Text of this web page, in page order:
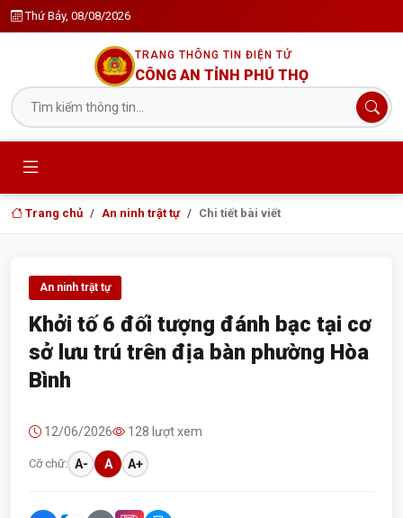
Thứ Bảy, 08/08/2026
TRANG THÔNG TIN ĐIỆN TỬ
CÔNG AN TỈNH PHÚ THỌ
Trang chủ An ninh trật tự Chi tiết bài viết
An ninh trật tự
Khởi tố 6 đối tượng đánh bạc tại cơ
sở lưu trú trên địa bàn phường Hòa
Bình
12/06/2026 128 lượt xem
Cỡ chữ: A- A A+